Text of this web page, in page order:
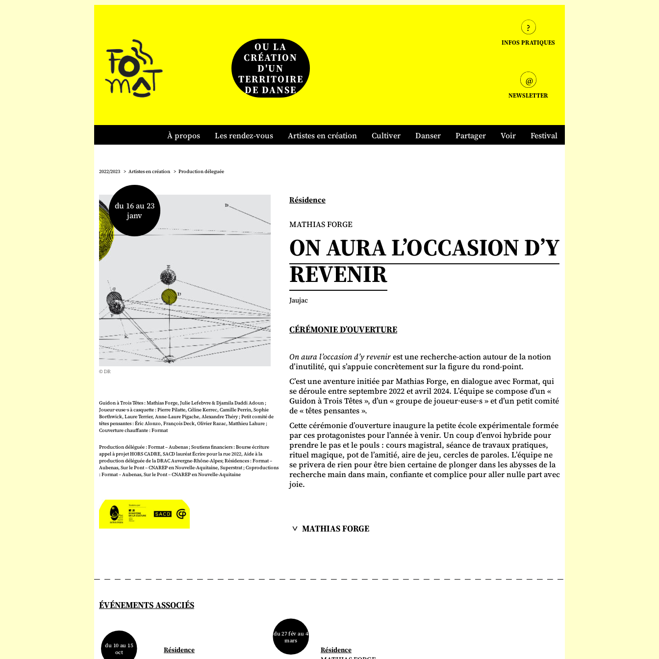
OU LA
CRÉATION
D'UN
TERRITOIRE
DE DANSE
INFOS PRATIQUES
NEWSLETTER
À propos Les rendez-vous Artistes en création Cultiver Danser Partager Voir Festival
2022/2023 Artistes en création Production déleguée
Résidence
MATHIAS FORGE
ON AURA L’OCCASION D’Y
REVENIR
Jaujac
CÉRÉMONIE D’OUVERTURE
On aura l’occasion d’y revenirest une recherche-action autour de la notion
d’inutilité, qui s’appuie concrètement sur la figure du rond-point.
C’est une aventure initiée par Mathias Forge, en dialogue avec Format, qui
se déroule entre septembre 2022 et avril 2024. L’équipe se compose d’un «
Guidon à Trois Têtes », d’un « groupe de joueur·euse·s » et d’un petit comité
de « têtes pensantes ».
Cette cérémonie d’ouverture inaugure la petite école expérimentale formée
par ces protagonistes pour l’année à venir. Un coup d’envoi hybride pour
prendre le pas et le pouls : cours magistral, séance de travaux pratiques,
rituel magique, pot de l’amitié, aire de jeu, cercles de paroles. L’équipe ne
se privera de rien pour être bien certaine de plonger dans les abysses de la
recherche main dans main, confiante et complice pour aller nulle part avec
joie.
MATHIAS FORGE
du 16 au 23
janv
© DR
Guidon à Trois Têtes : Mathias Forge, Julie Lefebvre & Djamila Daddi Adoun ;
Joueur·euse·s à casquette : Pierre Pilatte, Céline Kerrec, Camille Perrin, Sophie
Borthwick, Laure Terrier, Anne-Laure Pigache, Alexandre Théry ; Petit comité de
têtes pensantes : Éric Alonzo, François Deck, Olivier Razac, Matthieu Lahure ;
Couverture chauffante : Format
Production déléguée : Format – Aubenas ; Soutiens financiers : Bourse écriture
appel à projet HORS CADRE, SACD lauréat Écrire pour la rue 2022, Aide à la
production déléguée de la DRAC Auvergne-Rhône-Alpes; Résidences : Format –
Aubenas, Sur le Pont – CNAREP en Nouvelle-Aquitaine, Superstrat ; Coproductions
: Format – Aubenas, Sur le Pont – CNAREP en Nouvelle-Aquitaine
ÉVÉNEMENTS ASSOCIÉS
Résidence
du 10 au 15
oct
Résidence
du 27 fév au 4
mars